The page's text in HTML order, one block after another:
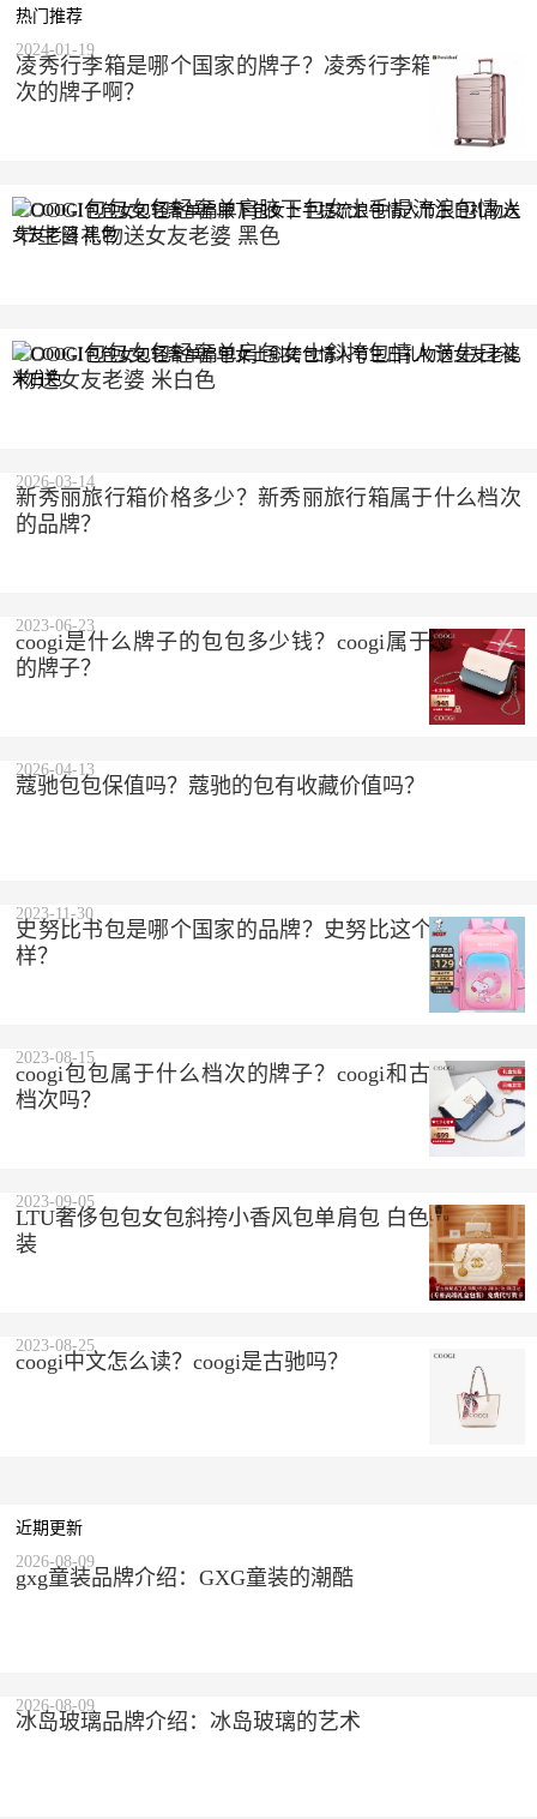
热门推荐
凌秀行李箱是哪个国家的牌子？凌秀行李箱是什么档
次的牌子啊？
2024-01-19
COOGI包包女包轻奢单肩腋下包女士手提流浪包情人
节生日礼物送女友老婆 黑色
COOGI包包女包轻奢单肩包女士斜挎包情人节生日礼
物送女友老婆 米白色
新秀丽旅行箱价格多少？新秀丽旅行箱属于什么档次
的品牌？
2026-03-14
coogi是什么牌子的包包多少钱？coogi属于什么档次
的牌子？
2023-06-23
蔻驰包包保值吗？蔻驰的包有收藏价值吗？
2026-04-13
史努比书包是哪个国家的品牌？史努比这个品牌怎么
样？
2023-11-30
coogi包包属于什么档次的牌子？coogi和古驰是一个
档次吗？
2023-08-15
LTU奢侈包包女包斜挎小香风包单肩包 白色 精美礼盒
装
2023-09-05
coogi中文怎么读？coogi是古驰吗？
2023-08-25
近期更新
gxg童装品牌介绍：GXG童装的潮酷
2026-08-09
冰岛玻璃品牌介绍：冰岛玻璃的艺术
2026-08-09